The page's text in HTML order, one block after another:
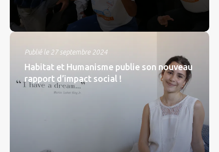
Publié le 27 septembre 2024
Habitat et Humanisme publie son nouveau
rapport d’impact social !